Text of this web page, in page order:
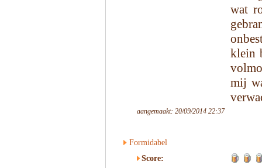
wat
klein
mij
aangemaakt: 20/09/2014 22:37
Formidabel
Score: